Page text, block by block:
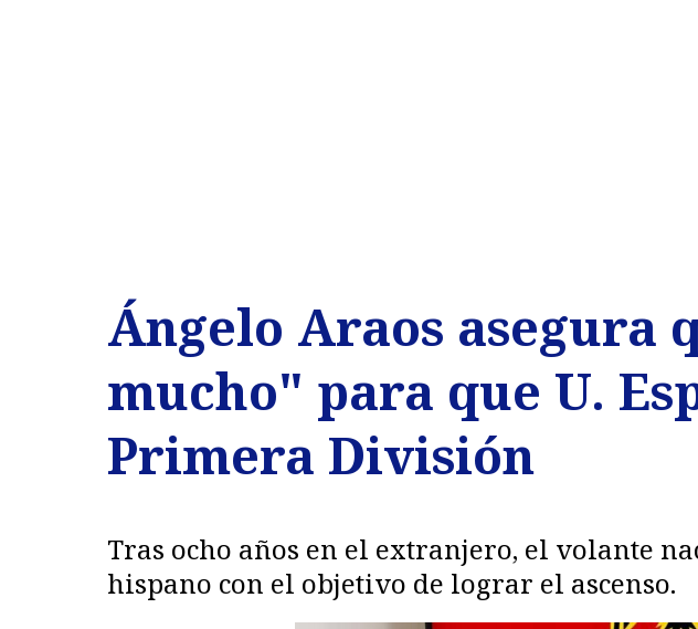
Ángelo Araos asegura
mucho" para que U.
Primera División
Tras ocho años en el extranjero, el volante
hispano con el objetivo de lograr el ascenso.